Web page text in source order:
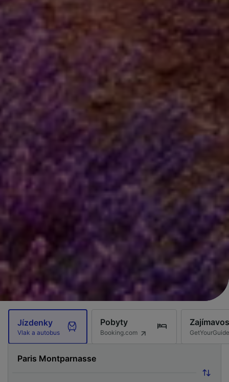
Jízdenky
Vlak a autobus
Pobyty
Booking.com GetYourGuide